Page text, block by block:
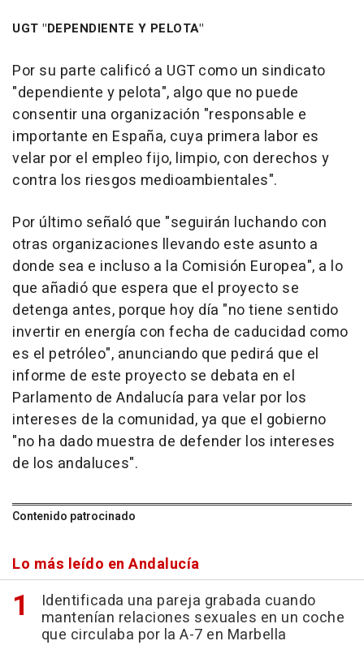
UGT "DEPENDIENTE Y PELOTA"
Por su parte calificó a UGT como un sindicato
"dependiente y pelota", algo que no puede
consentir una organización "responsable e
importante en España, cuya primera labor es
velar por el empleo fijo, limpio, con derechos y
contra los riesgos medioambientales".
Por último señaló que "seguirán luchando con
otras organizaciones llevando este asunto a
donde sea e incluso a la Comisión Europea", a lo
que añadió que espera que el proyecto se
detenga antes, porque hoy día "no tiene sentido
invertir en energía con fecha de caducidad como
es el petróleo", anunciando que pedirá que el
informe de este proyecto se debata en el
Parlamento de Andalucía para velar por los
intereses de la comunidad, ya que el gobierno
"no ha dado muestra de defender los intereses
de los andaluces".
Contenido patrocinado
Lo más leído en Andalucía
Identificada una pareja grabada cuando
mantenían relaciones sexuales en un coche
que circulaba por la A-7 en Marbella